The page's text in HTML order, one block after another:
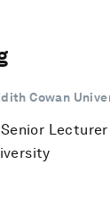
Cowan